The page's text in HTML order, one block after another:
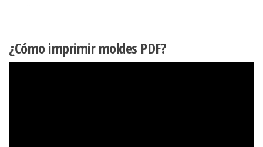
¿Cómo imprimir moldes PDF?